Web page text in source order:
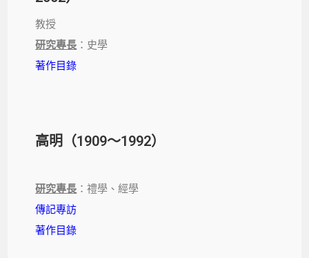
教授
研究專長 ：史學
著作目錄
高明（1909～1992）
研究專長 ：禮學、經學
傳記專訪
著作目錄